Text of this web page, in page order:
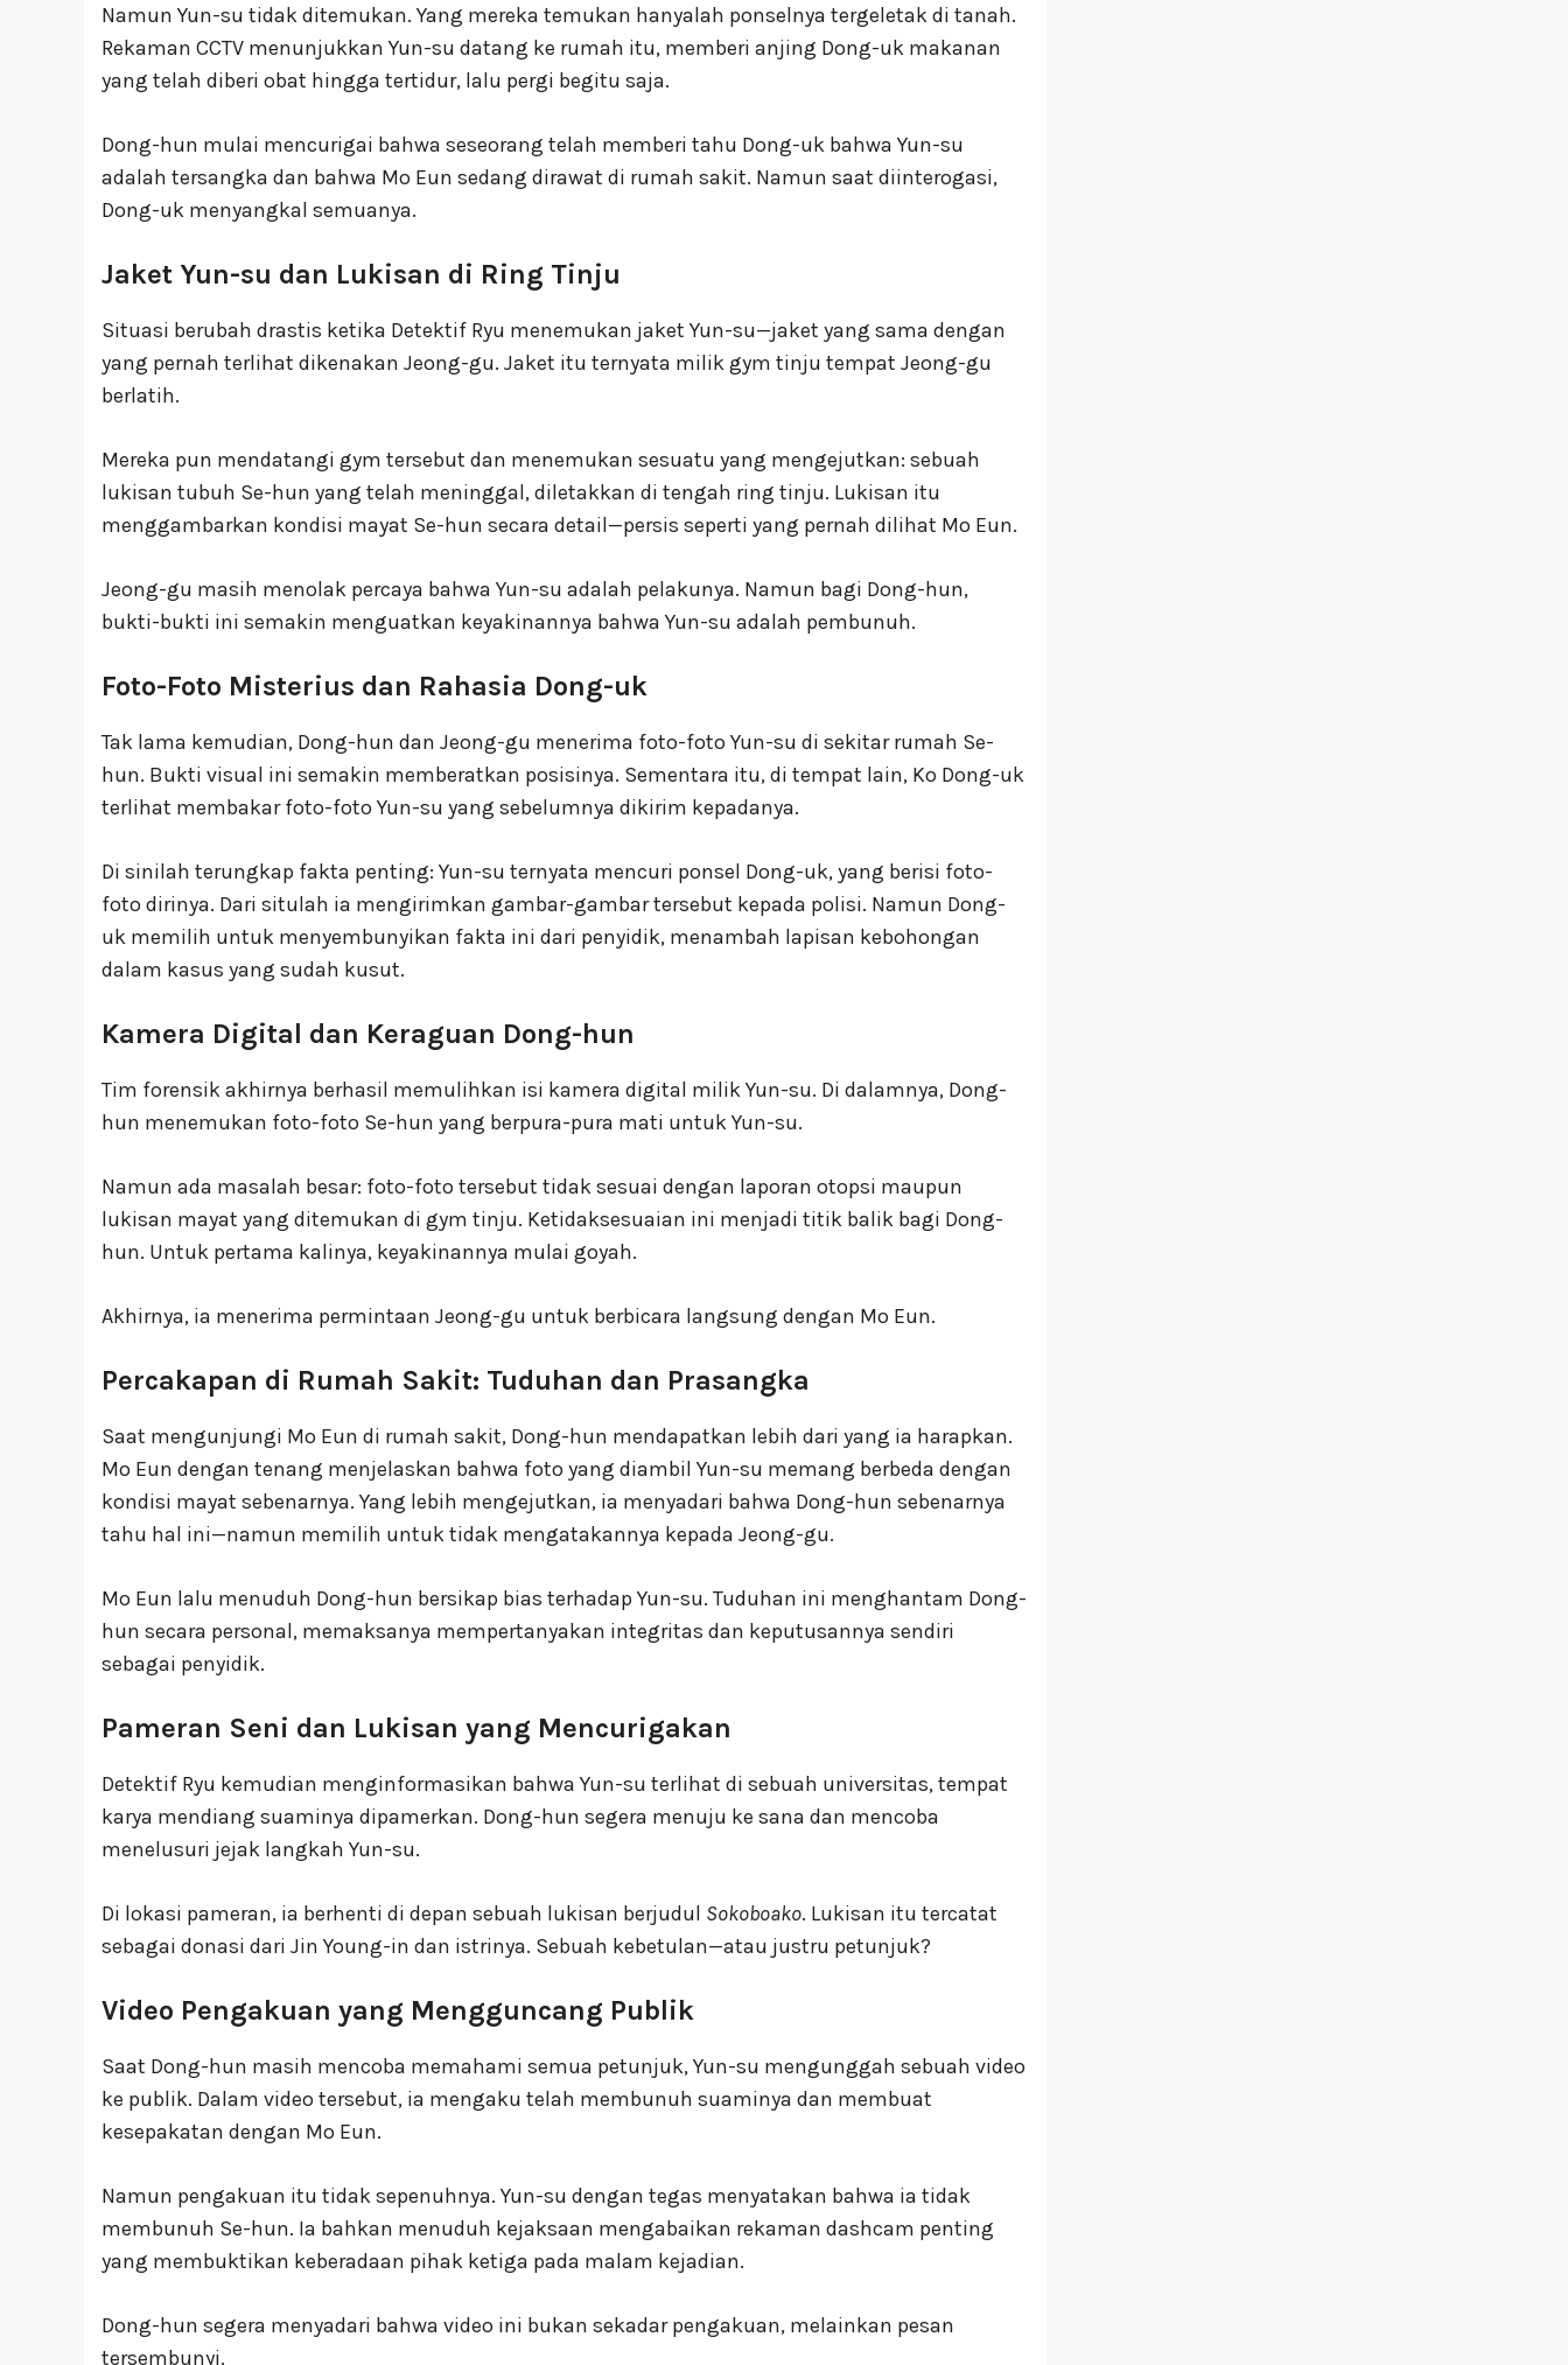
Namun Yun-su tidak ditemukan. Yang mereka temukan hanyalah ponselnya tergeletak di tanah.
Rekaman CCTV menunjukkan Yun-su datang ke rumah itu, memberi anjing Dong-uk makanan
yang telah diberi obat hingga tertidur, lalu pergi begitu saja.
Dong-hun mulai mencurigai bahwa seseorang telah memberi tahu Dong-uk bahwa Yun-su
adalah tersangka dan bahwa Mo Eun sedang dirawat di rumah sakit. Namun saat diinterogasi,
Dong-uk menyangkal semuanya.
Jaket Yun-su dan Lukisan di Ring Tinju
Situasi berubah drastis ketika Detektif Ryu menemukan jaket Yun-su—jaket yang sama dengan
yang pernah terlihat dikenakan Jeong-gu. Jaket itu ternyata milik gym tinju tempat Jeong-gu
berlatih.
Mereka pun mendatangi gym tersebut dan menemukan sesuatu yang mengejutkan: sebuah
lukisan tubuh Se-hun yang telah meninggal, diletakkan di tengah ring tinju. Lukisan itu
menggambarkan kondisi mayat Se-hun secara detail—persis seperti yang pernah dilihat Mo Eun.
Jeong-gu masih menolak percaya bahwa Yun-su adalah pelakunya. Namun bagi Dong-hun,
bukti-bukti ini semakin menguatkan keyakinannya bahwa Yun-su adalah pembunuh.
Foto-Foto Misterius dan Rahasia Dong-uk
Tak lama kemudian, Dong-hun dan Jeong-gu menerima foto-foto Yun-su di sekitar rumah Se-
hun. Bukti visual ini semakin memberatkan posisinya. Sementara itu, di tempat lain, Ko Dong-uk
terlihat membakar foto-foto Yun-su yang sebelumnya dikirim kepadanya.
Di sinilah terungkap fakta penting: Yun-su ternyata mencuri ponsel Dong-uk, yang berisi foto-
foto dirinya. Dari situlah ia mengirimkan gambar-gambar tersebut kepada polisi. Namun Dong-
uk memilih untuk menyembunyikan fakta ini dari penyidik, menambah lapisan kebohongan
dalam kasus yang sudah kusut.
Kamera Digital dan Keraguan Dong-hun
Tim forensik akhirnya berhasil memulihkan isi kamera digital milik Yun-su. Di dalamnya, Dong-
hun menemukan foto-foto Se-hun yang berpura-pura mati untuk Yun-su.
Namun ada masalah besar: foto-foto tersebut tidak sesuai dengan laporan otopsi maupun
lukisan mayat yang ditemukan di gym tinju. Ketidaksesuaian ini menjadi titik balik bagi Dong-
hun. Untuk pertama kalinya, keyakinannya mulai goyah.
Akhirnya, ia menerima permintaan Jeong-gu untuk berbicara langsung dengan Mo Eun.
Percakapan di Rumah Sakit: Tuduhan dan Prasangka
Saat mengunjungi Mo Eun di rumah sakit, Dong-hun mendapatkan lebih dari yang ia harapkan.
Mo Eun dengan tenang menjelaskan bahwa foto yang diambil Yun-su memang berbeda dengan
kondisi mayat sebenarnya. Yang lebih mengejutkan, ia menyadari bahwa Dong-hun sebenarnya
tahu hal ini—namun memilih untuk tidak mengatakannya kepada Jeong-gu.
Mo Eun lalu menuduh Dong-hun bersikap bias terhadap Yun-su. Tuduhan ini menghantam Dong-
hun secara personal, memaksanya mempertanyakan integritas dan keputusannya sendiri
sebagai penyidik.
Pameran Seni dan Lukisan yang Mencurigakan
Detektif Ryu kemudian menginformasikan bahwa Yun-su terlihat di sebuah universitas, tempat
karya mendiang suaminya dipamerkan. Dong-hun segera menuju ke sana dan mencoba
menelusuri jejak langkah Yun-su.
Di lokasi pameran, ia berhenti di depan sebuah lukisan berjudul Sokoboako. Lukisan itu tercatat
sebagai donasi dari Jin Young-in dan istrinya. Sebuah kebetulan—atau justru petunjuk?
Video Pengakuan yang Mengguncang Publik
Saat Dong-hun masih mencoba memahami semua petunjuk, Yun-su mengunggah sebuah video
ke publik. Dalam video tersebut, ia mengaku telah membunuh suaminya dan membuat
kesepakatan dengan Mo Eun.
Namun pengakuan itu tidak sepenuhnya. Yun-su dengan tegas menyatakan bahwa ia tidak
membunuh Se-hun. Ia bahkan menuduh kejaksaan mengabaikan rekaman dashcam penting
yang membuktikan keberadaan pihak ketiga pada malam kejadian.
Dong-hun segera menyadari bahwa video ini bukan sekadar pengakuan, melainkan pesan
tersembunyi.